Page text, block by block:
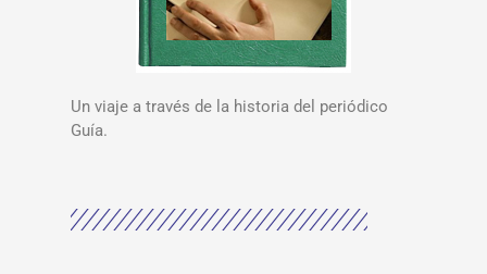
Un viaje a través de la historia del periódico
Guía.